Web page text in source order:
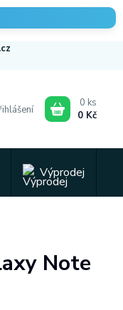
0 ks
0 Kč
Výprodej
Note